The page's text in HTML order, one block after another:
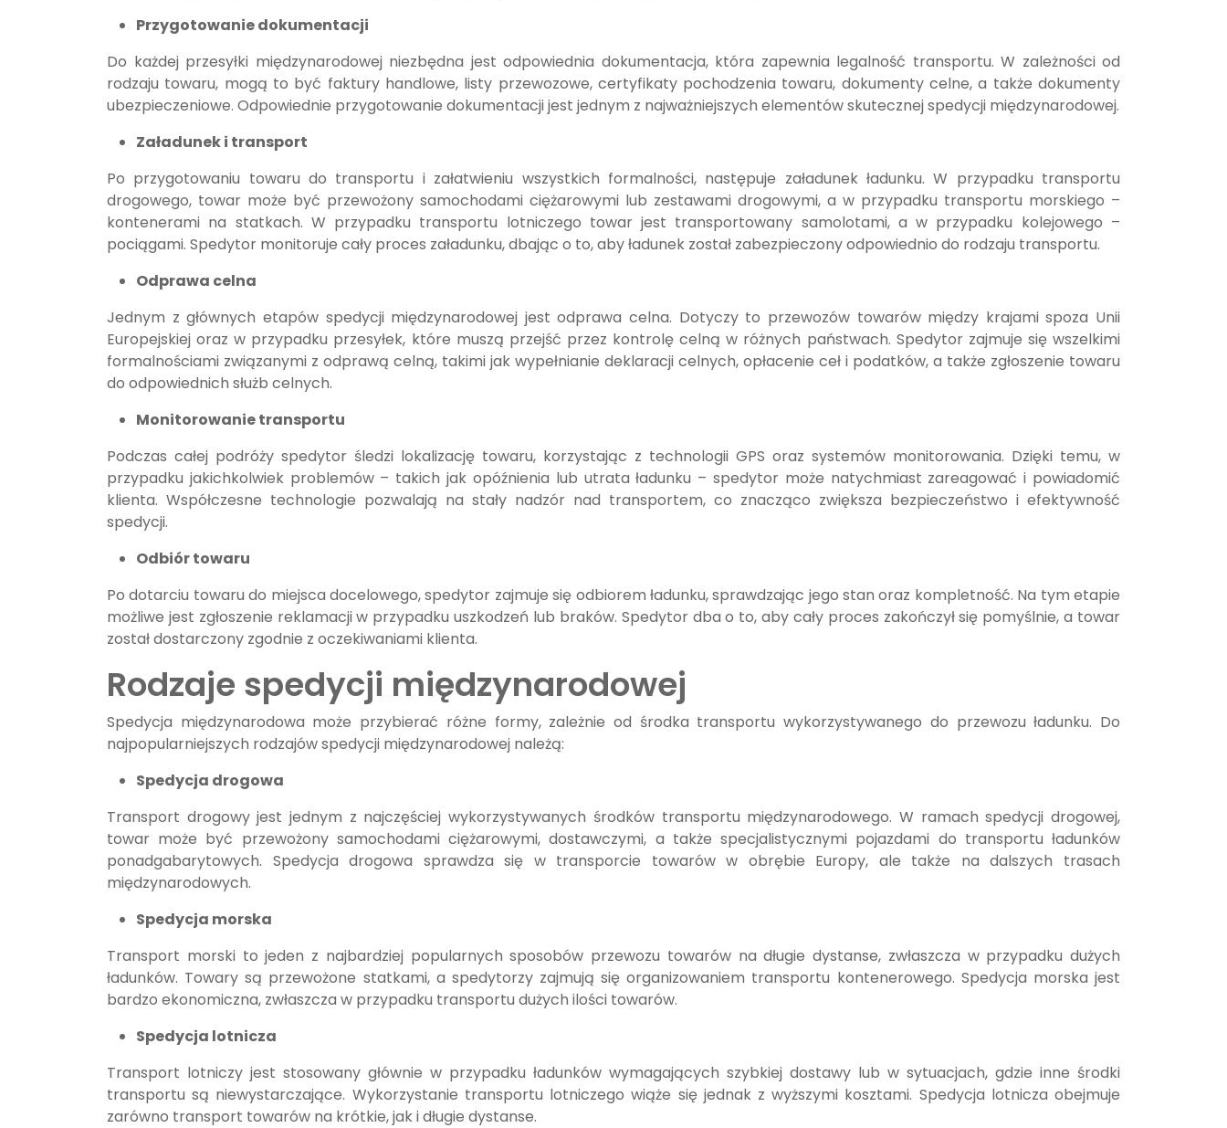
Przygotowanie dokumentacji
Do każdej przesyłki międzynarodowej niezbędna jest odpowiednia dokumentacja, która zapewnia legalność transportu. W zależności od
rodzaju towaru, mogą to być faktury handlowe, listy przewozowe, certyfikaty pochodzenia towaru, dokumenty celne, a także dokumenty
ubezpieczeniowe. Odpowiednie przygotowanie dokumentacji jest jednym z najważniejszych elementów skutecznej spedycji międzynarodowej.
Załadunek i transport
Po przygotowaniu towaru do transportu i załatwieniu wszystkich formalności, następuje załadunek ładunku. W przypadku transportu
drogowego, towar może być przewożony samochodami ciężarowymi lub zestawami drogowymi, a w przypadku transportu morskiego –
kontenerami na statkach. W przypadku transportu lotniczego towar jest transportowany samolotami, a w przypadku kolejowego –
pociągami. Spedytor monitoruje cały proces załadunku, dbając o to, aby ładunek został zabezpieczony odpowiednio do rodzaju transportu.
Odprawa celna
Jednym z głównych etapów spedycji międzynarodowej jest odprawa celna. Dotyczy to przewozów towarów między krajami spoza Unii
Europejskiej oraz w przypadku przesyłek, które muszą przejść przez kontrolę celną w różnych państwach. Spedytor zajmuje się wszelkimi
formalnościami związanymi z odprawą celną, takimi jak wypełnianie deklaracji celnych, opłacenie ceł i podatków, a także zgłoszenie towaru
do odpowiednich służb celnych.
Monitorowanie transportu
Podczas całej podróży spedytor śledzi lokalizację towaru, korzystając z technologii GPS oraz systemów monitorowania. Dzięki temu, w
przypadku jakichkolwiek problemów – takich jak opóźnienia lub utrata ładunku – spedytor może natychmiast zareagować i powiadomić
klienta. Współczesne technologie pozwalają na stały nadzór nad transportem, co znacząco zwiększa bezpieczeństwo i efektywność
spedycji.
Odbiór towaru
Po dotarciu towaru do miejsca docelowego, spedytor zajmuje się odbiorem ładunku, sprawdzając jego stan oraz kompletność. Na tym etapie
możliwe jest zgłoszenie reklamacji w przypadku uszkodzeń lub braków. Spedytor dba o to, aby cały proces zakończył się pomyślnie, a towar
został dostarczony zgodnie z oczekiwaniami klienta.
Rodzaje spedycji międzynarodowej
Spedycja międzynarodowa może przybierać różne formy, zależnie od środka transportu wykorzystywanego do przewozu ładunku. Do
najpopularniejszych rodzajów spedycji międzynarodowej należą:
Spedycja drogowa
Transport drogowy jest jednym z najczęściej wykorzystywanych środków transportu międzynarodowego. W ramach spedycji drogowej,
towar może być przewożony samochodami ciężarowymi, dostawczymi, a także specjalistycznymi pojazdami do transportu ładunków
ponadgabarytowych. Spedycja drogowa sprawdza się w transporcie towarów w obrębie Europy, ale także na dalszych trasach
międzynarodowych.
Spedycja morska
Transport morski to jeden z najbardziej popularnych sposobów przewozu towarów na długie dystanse, zwłaszcza w przypadku dużych
ładunków. Towary są przewożone statkami, a spedytorzy zajmują się organizowaniem transportu kontenerowego. Spedycja morska jest
bardzo ekonomiczna, zwłaszcza w przypadku transportu dużych ilości towarów.
Spedycja lotnicza
Transport lotniczy jest stosowany głównie w przypadku ładunków wymagających szybkiej dostawy lub w sytuacjach, gdzie inne środki
transportu są niewystarczające. Wykorzystanie transportu lotniczego wiąże się jednak z wyższymi kosztami. Spedycja lotnicza obejmuje
zarówno transport towarów na krótkie, jak i długie dystanse.